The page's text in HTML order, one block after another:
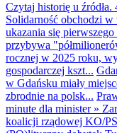
Czytaj historię u
Solidarność obchodzi
ukazania się pierwszego
przybywa
rocznej w 2025 roku,
gospodarczej kszt...
w Gdańsku miały
zbrodnie na polsk...
minute dla minister»
koalicji rządowej KO/